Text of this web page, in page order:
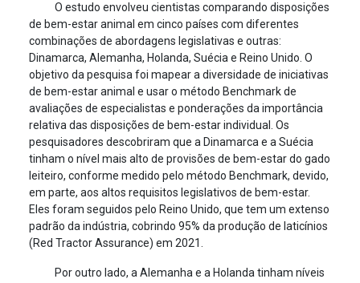
O estudo envolveu cientistas comparando disposições
de bem-estar animal em cinco países com diferentes
combinações de abordagens legislativas e outras:
Dinamarca, Alemanha, Holanda, Suécia e Reino Unido. O
objetivo da pesquisa foi mapear a diversidade de iniciativas
de bem-estar animal e usar o método Benchmark de
avaliações de especialistas e ponderações da importância
relativa das disposições de bem-estar individual. Os
pesquisadores descobriram que a Dinamarca e a Suécia
tinham o nível mais alto de provisões de bem-estar do gado
leiteiro, conforme medido pelo método Benchmark, devido,
em parte, aos altos requisitos legislativos de bem-estar.
Eles foram seguidos pelo Reino Unido, que tem um extenso
padrão da indústria, cobrindo 95% da produção de laticínios
(Red Tractor Assurance) em 2021.
Por outro lado, a Alemanha e a Holanda tinham níveis